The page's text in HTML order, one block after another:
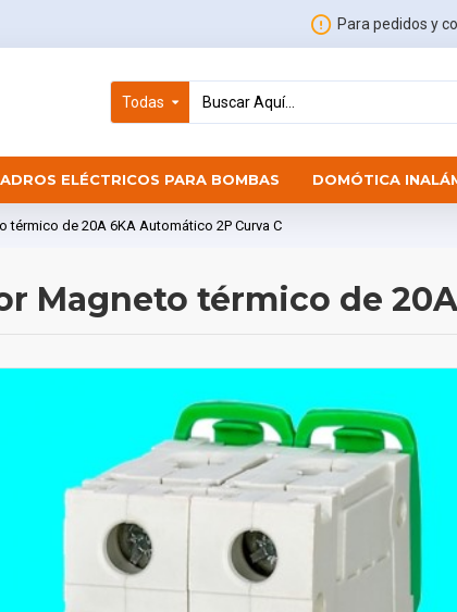
Para pedidos y
Todas
ELÉCTRICOS PARA BOMBAS DOMÓTICA
térmico de 20A 6KA Automático 2P Curva C
Magneto térmico de